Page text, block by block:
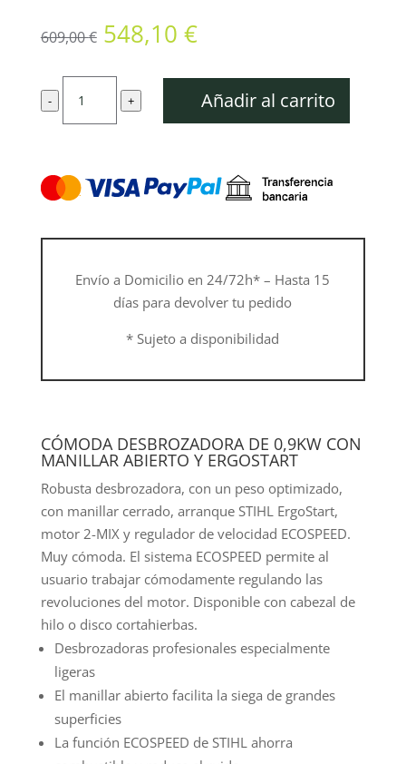
609,00€ El
precio
original
era:
609,00 €.
548,10 €El
actual
es:
548,10 €.
-
Desbrozadora
FS
94
E
Autocut
4
arnés
doble
cantidad
+ Añadir al carrito
Envío a Domicilio en 24/72h* – Hasta 15
días para devolver tu pedido
* Sujeto a disponibilidad
CÓMODA DESBROZADORA DE 0,9KW CON
MANILLAR ABIERTO Y ERGOSTART
Robusta desbrozadora, con un peso optimizado,
con manillar cerrado, arranque STIHL ErgoStart,
motor 2-MIX y regulador de velocidad ECOSPEED.
Muy cómoda. El sistema ECOSPEED permite al
usuario trabajar cómodamente regulando las
revoluciones del motor. Disponible con cabezal de
hilo o disco cortahierbas.
Desbrozadoras profesionales especialmente
ligeras
El manillar abierto facilita la siega de grandes
superficies
La función ECOSPEED de STIHL ahorra